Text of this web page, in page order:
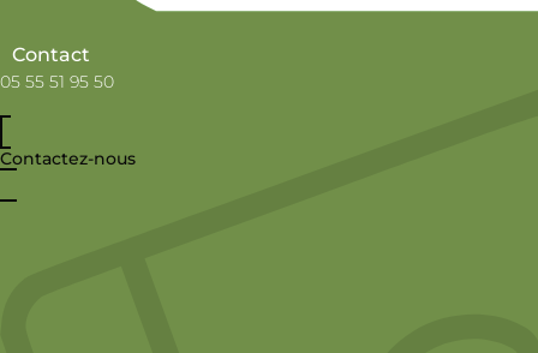
Contact
05 55 51 95 50
Contactez-nous